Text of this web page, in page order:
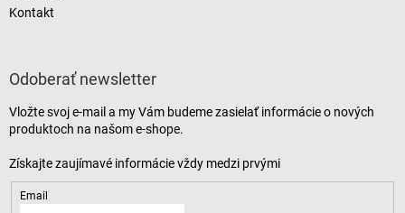
Kontakt
Odoberať newsletter
Vložte svoj e-mail a my Vám budeme zasielať informácie o nových
produktoch na našom e-shope.
Email